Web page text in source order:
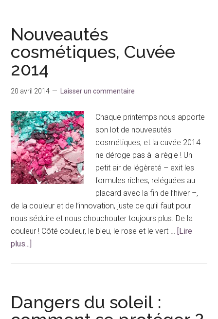
dangers
de
la
cigarette
pour
femme
enceinte
?
Nouveautés
cosmétiques, Cuvée
2014
20 avril 2014 Laisser un commentaire
Chaque printemps nous apporte
son lot de nouveautés
cosmétiques, et la cuvée 2014
ne déroge pas à la règle ! Un
petit air de légèreté – exit les
formules riches, reléguées au
placard avec la fin de l’hiver –,
de la couleur et de l’innovation, juste ce qu’il faut pour
nous séduire et nous chouchouter toujours plus. De la
couleur ! Côté couleur, le bleu, le rose et le vert … [Lire
plus...]
Dangers du soleil :